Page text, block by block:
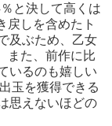
と決して高くは
戻しを含めたト
及ぶため、乙女
また、前作に比
いるのも嬉しい
玉を獲得できる
思えないほどの